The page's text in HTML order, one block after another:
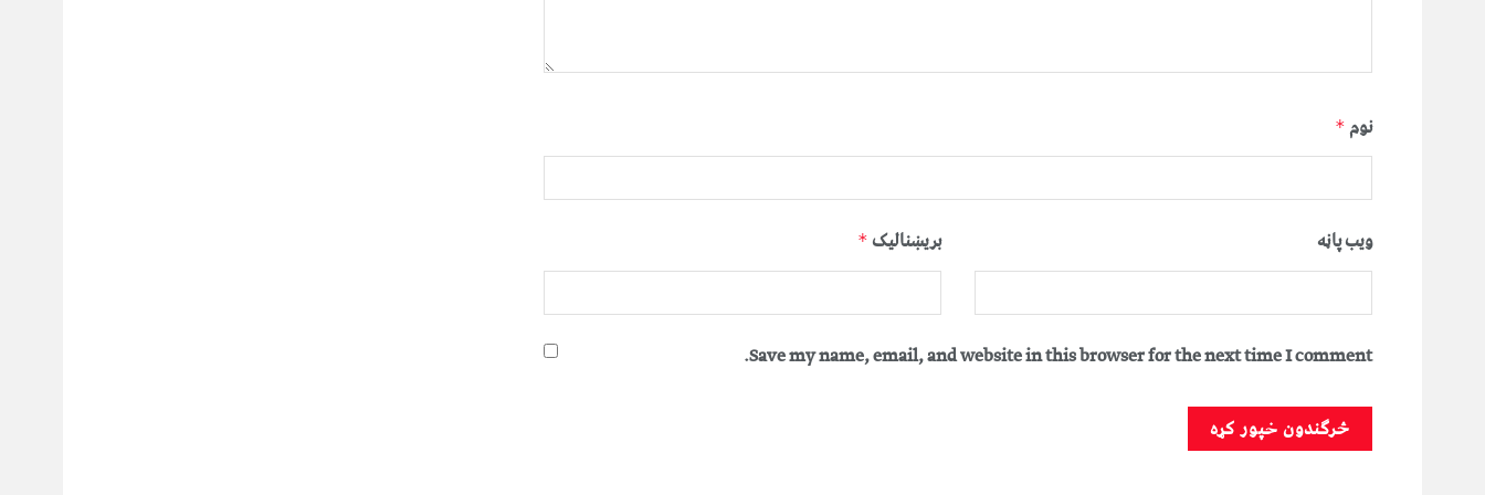
نوم *
بریښنالیک * ویب پاڼه
Save my name, email, and website in this browser for the next time I comment.